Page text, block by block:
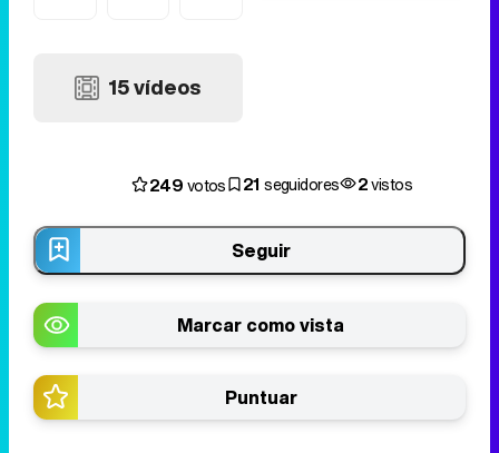
15 vídeos
249votos 21 seguidores 2vistos
Seguir
Marcar como vista
Puntuar